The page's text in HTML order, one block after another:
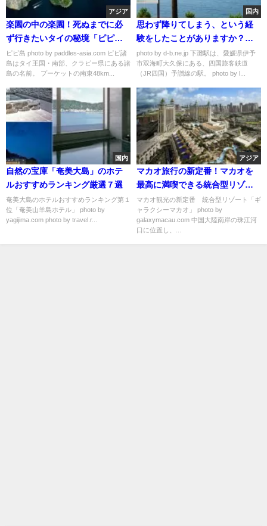
アジア
楽園の中の楽園！死ぬまでに必
ず行きたいタイの秘境「ピピ
島」
ピピ島 photo by paddles-asia.com ピピ諸
島はタイ王国・南部、クラビー県にある諸
島の名前。 プーケットの南東48km...
国内
思わず降りてしまう、という経
験をしたことがありますか？心
揺さぶる海沿いの駅「下灘駅」
が素敵すぎる
photo by d-b.ne.jp 下灘駅は、愛媛県伊予
市双海町大久保にある、四国旅客鉄道
（JR四国）予讃線の駅。 photo by l...
国内
自然の宝庫「奄美大島」のホテ
ルおすすめランキング厳選７選
奄美大島のホテルおすすめランキング第１
位「奄美山羊島ホテル」 photo by
yagijima.com photo by travel.r...
アジア
マカオ旅行の新定番！マカオを
最高に満喫できる統合型リゾー
ト「ギャラクシー・マカオ」
マカオ観光の新定番 統合型リゾート「ギ
ャラクシーマカオ」 photo by
galaxymacau.com 中国大陸南岸の珠江河
口に位置し、...